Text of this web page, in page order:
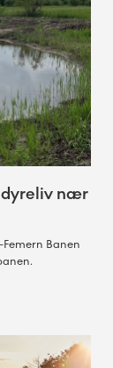
dyreliv nær
Banen